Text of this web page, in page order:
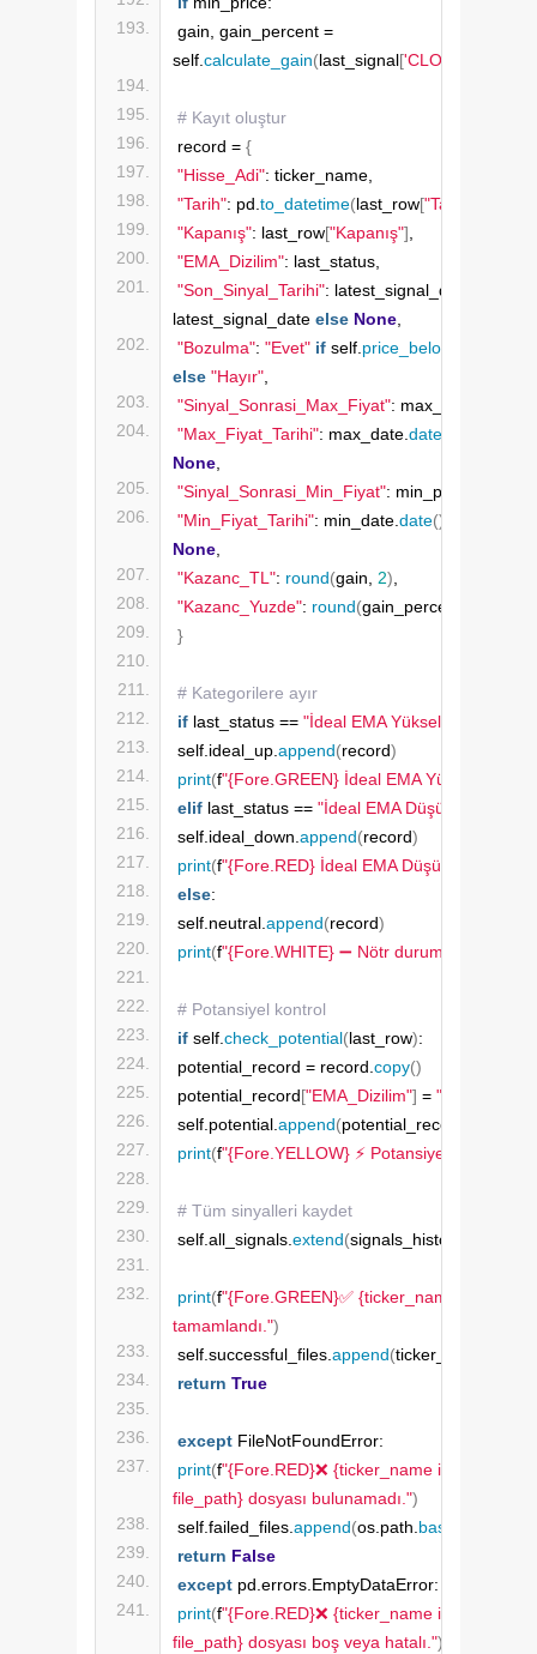
gain, gain_percent =
self. calculate_gain(last_signal['CLOSING_TL'
# Kayıt oluştur
record = {
"Hisse_Adi": ticker_name,
"Tarih": pd. to_datetime(last_row["Tarih"
"Kapanış": last_row["Kapanış"]
"EMA_Dizilim": last_status,
"Son_Sinyal_Tarihi": latest_signal_date.
latest_signal_date else None
"Bozulma": "Evet" if self. price_below_any_ema
else "Hayır"
"Sinyal_Sonrasi_Max_Fiyat": max_price,
"Max_Fiyat_Tarihi": max_date. date
None
"Sinyal_Sonrasi_Min_Fiyat": min_price,
"Min_Fiyat_Tarihi": min_date. date()
None
"Kazanc_TL": round(gain, 2)
"Kazanc_Yuzde": round(gain_percent,
}
# Kategorilere ayır
if last_status == "İdeal EMA Yükseliş"
self.ideal_up. append(record)
print(f"{Fore.GREEN} İdeal EMA Yükseliş
elif last_status == "İdeal EMA Düşüş"
self.ideal_down. append(record)
print(f"{Fore.RED} İdeal EMA Düşüş tespit
else:
self.neutral. append(record)
print(f"{Fore.WHITE} ➖ Nötr durumda"
# Potansiyel kontrol
if self. check_potential(last_row):
potential_record = record. copy()
potential_record["EMA_Dizilim"] = "İdeal EMA
self.potential. append(potential_record
print(f"{Fore.YELLOW} ⚡ Potansiyel oluşum
# Tüm sinyalleri kaydet
self.all_signals. extend(signals_history
print(f"{Fore.GREEN}✅ {ticker_name} İdeal
tamamlandı.")
self.successful_files. append(ticker_name
return True
except FileNotFoundError:
print(f"{Fore.RED}❌ {ticker_name if
file_path} dosyası bulunamadı.")
self.failed_files. append(os.path. basename
return False
except pd.errors.EmptyDataError:
print(f"{Fore.RED}❌ {ticker_name if
file_path} dosyası boş veya hatalı.")